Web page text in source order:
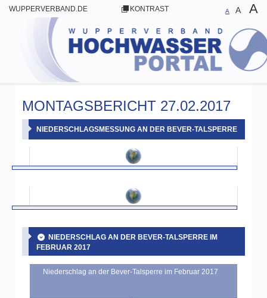
WUPPERVERBAND.DE KONTRAST A A A
MONTAGSBERICHT 27.02.2017
NIEDERSCHLAGSMESSUNG AN DER BEVER-TALSPERRE
NIEDERSCHLAG AN DER BEVER-TALSPERRE IM
FEBRUAR 2017
Niederschlag an der Bever-Talsperre im Februar 2017